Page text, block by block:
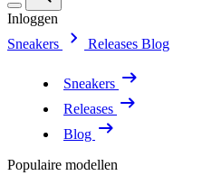
Inloggen
Sneakers
Releases Blog
Sneakers
Releases
Blog
Populaire modellen